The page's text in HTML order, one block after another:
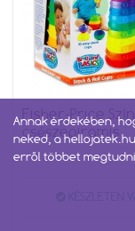
Fisher-Price
csészepiramis
KÉSZLETEN
Annak érdekében,
neked, a
erről többet